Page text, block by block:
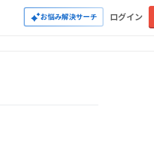
お悩み解決サーチ ログイン